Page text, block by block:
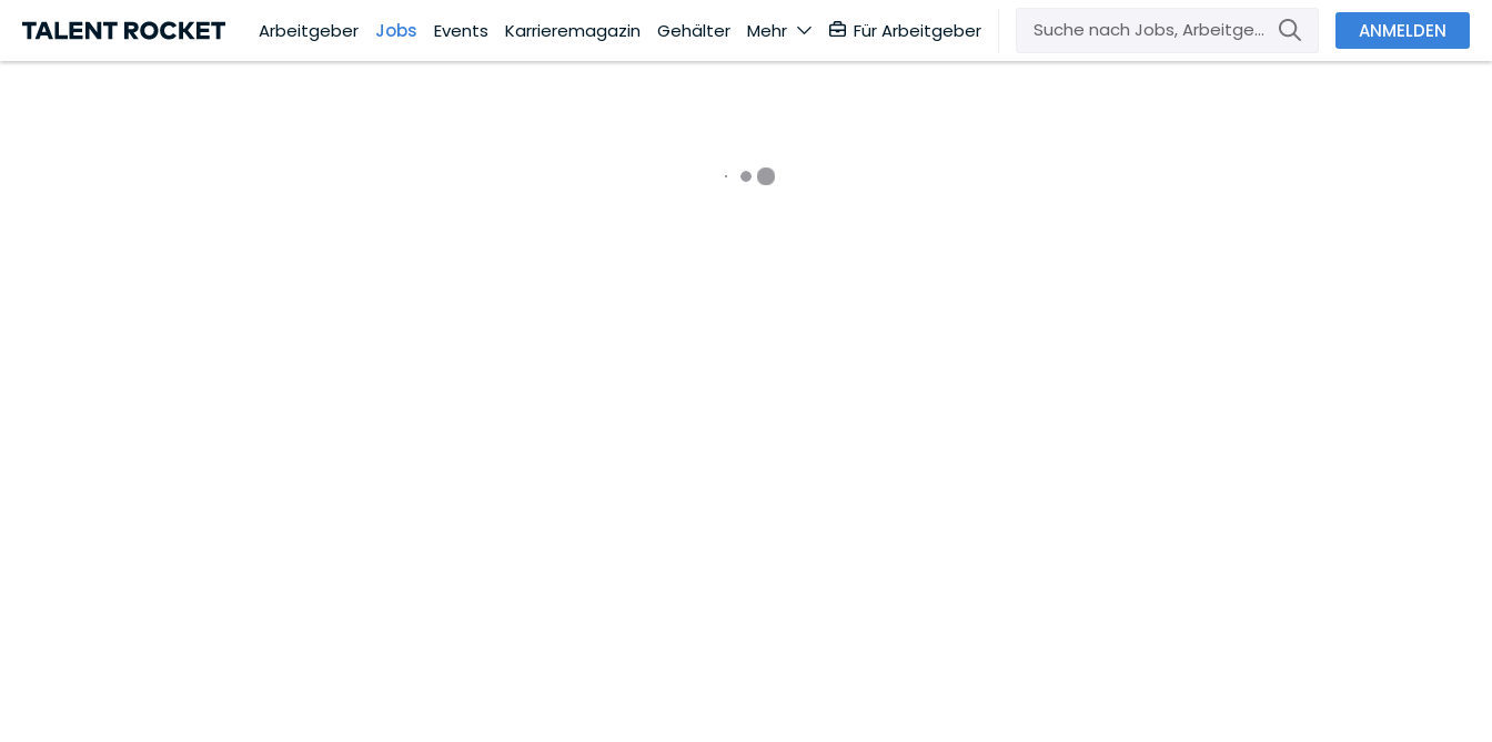
Arbeitgeber Jobs Events Karrieremagazin Gehälter Mehr Für Arbeitgeber ANMELDEN